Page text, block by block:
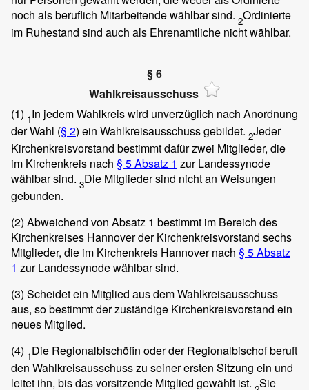
noch als beruflich Mitarbeitende wählbar sind. 2Ordinierte
im Ruhestand sind auch als Ehrenamtliche nicht wählbar.
§ 6
Wahlkreisausschuss
(1) 1In jedem Wahlkreis wird unverzüglich nach Anordnung
der Wahl (§ 2) ein Wahlkreisausschuss gebildet. 2Jeder
Kirchenkreisvorstand bestimmt dafür zwei Mitglieder, die
im Kirchenkreis nach § 5 Absatz 1 zur Landessynode
wählbar sind. 3Die Mitglieder sind nicht an Weisungen
gebunden.
(2) Abweichend von Absatz 1 bestimmt im Bereich des
Kirchenkreises Hannover der Kirchenkreisvorstand sechs
Mitglieder, die im Kirchenkreis Hannover nach § 5 Absatz
1 zur Landessynode wählbar sind.
(3) Scheidet ein Mitglied aus dem Wahlkreisausschuss
aus, so bestimmt der zuständige Kirchenkreisvorstand ein
neues Mitglied.
(4) 1Die Regionalbischöfin oder der Regionalbischof beruft
den Wahlkreisausschuss zu seiner ersten Sitzung ein und
leitet ihn, bis das vorsitzende Mitglied gewählt ist. Sie